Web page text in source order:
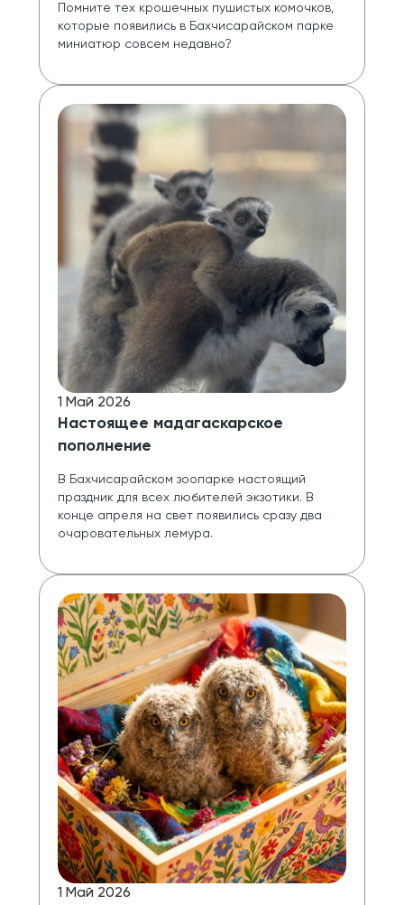
Помните тех крошечных пушистых комочков,
которые появились в Бахчисарайском парке
миниатюр совсем недавно?
1 Май 2026
Настоящее мадагаскарское
пополнение
В Бахчисарайском зоопарке настоящий
праздник для всех любителей экзотики. В
конце апреля на свет появились сразу два
очаровательных лемура.
1 Май 2026